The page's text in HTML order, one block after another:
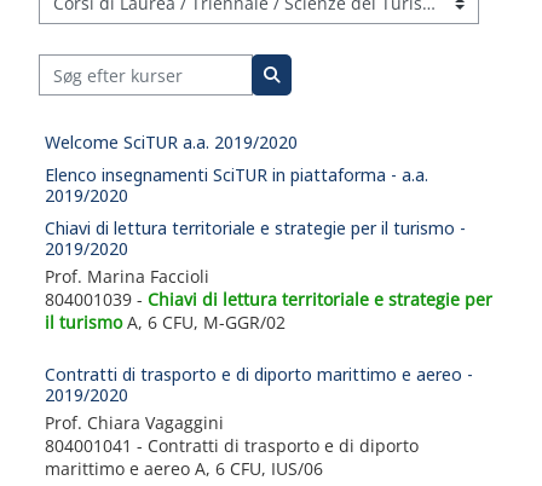
Kursuskategorier
Søg efter kurser
Søg efter kurser
Welcome SciTUR a.a. 2019/2020
Elenco insegnamenti SciTUR in piattaforma - a.a.
2019/2020
Chiavi di lettura territoriale e strategie per il turismo -
2019/2020
Prof. Marina Faccioli
804001039 - Chiavi di lettura territoriale e strategie per
il turismoA, 6 CFU, M-GGR/02
Contratti di trasporto e di diporto marittimo e aereo -
2019/2020
Prof. Chiara Vagaggini
804001041 - Contratti di trasporto e di diporto
marittimo e aereo A, 6 CFU, IUS/06